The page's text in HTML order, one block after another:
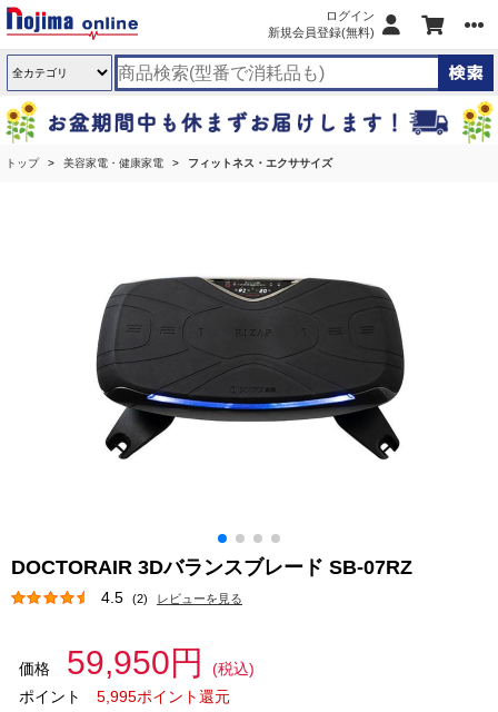
ログイン
新規会員登録(無料)
トップ 美容家電・健康家電 フィットネス・エクササイズ
DOCTORAIR 3Dバランスブレード SB-07RZ
4.5 (2) レビューを見る
価格 59,950円
(税込)
ポイント
5,995ポイント還元